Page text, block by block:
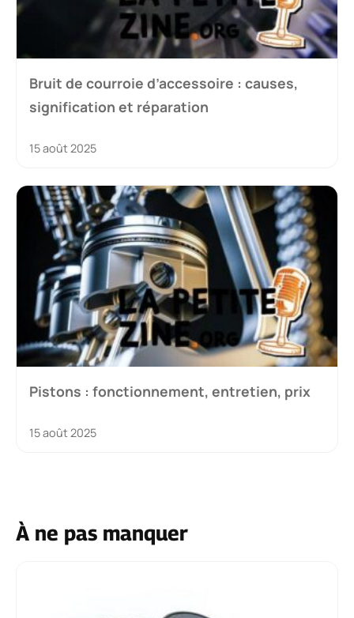
Bruit de courroie d’accessoire : causes,
signification et réparation
15 août 2025
Pistons : fonctionnement, entretien, prix
15 août 2025
À ne pas manquer